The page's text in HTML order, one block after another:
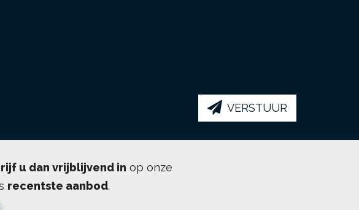
VERSTUUR
u dan vrijblijvend in op onze
recentste aanbod.